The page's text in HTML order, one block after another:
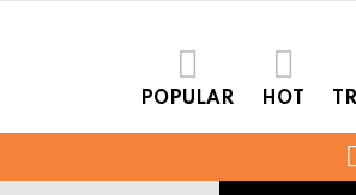
POPULAR HOT